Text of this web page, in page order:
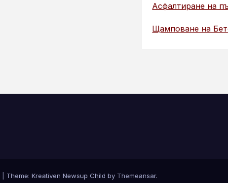
Асфалтиране на
Щамповане на
Theme: Kreativen Newsup Child by Themeansar.